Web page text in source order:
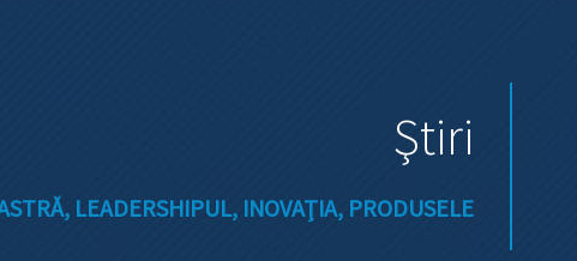
Ştiri
LEADERSHIPUL, INOVAȚIA, PRODUSELE